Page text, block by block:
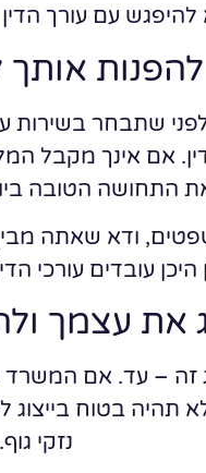
עם עורך
שתבחר בשירות
דין. אם אינך מקבל
התחושה הטובה
ודא שאתה
עובדים עורכי
את עצמך
– עד. אם המשרד
תהיה בטוח
נזקי גוף.